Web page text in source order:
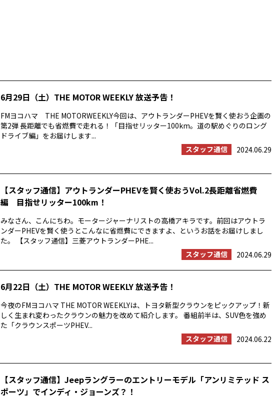
6月29日（土）THE MOTOR WEEKLY 放送予告！
FMヨコハマ THE MOTORWEEKLY今回は、アウトランダーPHEVを賢く使おう企画の
第2弾 長距離でも省燃費で走れる！「目指せリッター100km。道の駅めぐりのロング
ドライブ編」をお届けします...
スタッフ通信
2024.06.29
【スタッフ通信】アウトランダーPHEVを賢く使おうVol.2長距離省燃費
編 目指せリッター100km！
みなさん、こんにちわ。モータージャーナリストの高橋アキラです。前回はアウトラ
ンダーPHEVを賢く使うとこんなに省燃費にできますよ、というお話をお届けしまし
た。 【スタッフ通信】三菱アウトランダーPHE...
スタッフ通信
2024.06.29
6月22日（土）THE MOTOR WEEKLY 放送予告！
今夜のFMヨコハマ THE MOTOR WEEKLYは、トヨタ新型クラウンをピックアップ！新
しく生まれ変わったクラウンの魅力を改めて紹介します。 番組前半は、SUV色を強め
た「クラウンスポーツPHEV...
スタッフ通信
2024.06.22
【スタッフ通信】Jeepラングラーのエントリーモデル「アンリミテッド ス
ポーツ」でインディ・ジョーンズ？！